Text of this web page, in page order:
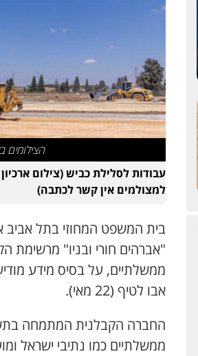
הצילומים בעמוד
למצולמים אין קשר לכתבה)
בית המשפט המחוזי בתל אביב
"אברהים חורי ובניו" מרשימת
ממשלתיים, על בסיס מידע
אבו לטיף (22 מאי).
החברה הקבלנית המתמחה
ממשלתיים כמו נתיבי ישראל